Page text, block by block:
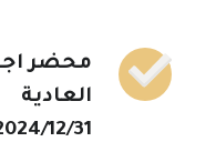
محضر
العادية
12/31